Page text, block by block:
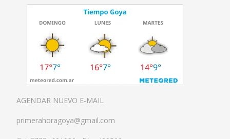
AGENDAR NUEVO E-MAIL
primerahoragoya@gmail.com